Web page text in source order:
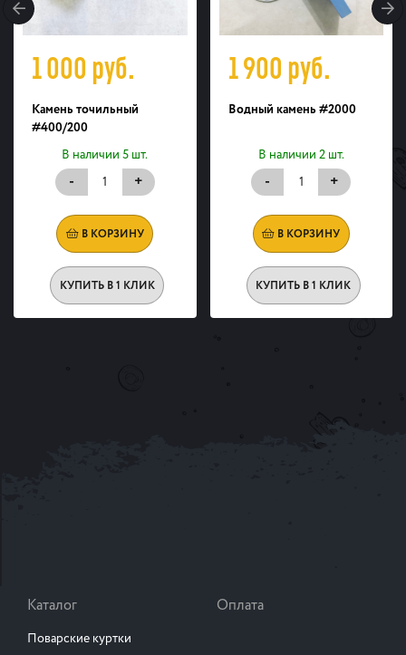
1 000руб.
Камень точильный
#400/200
В наличии 5 шт.
- +
В КОРЗИНУ
КУПИТЬ В 1 КЛИК
1 900руб.
Водный камень #2000
В наличии 2 шт.
- +
В КОРЗИНУ
КУПИТЬ В 1 КЛИК
Каталог
Поварские куртки
Оплата